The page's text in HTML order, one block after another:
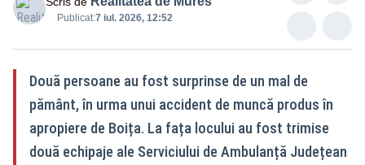
Publicat:7 iul. 2026, 12:52
Două persoane au fost surprinse de un mal de
pământ, în urma unui accident de muncă produs în
apropiere de Boița. La fața locului au fost trimise
două echipaje ale Serviciului de Ambulanță Județean